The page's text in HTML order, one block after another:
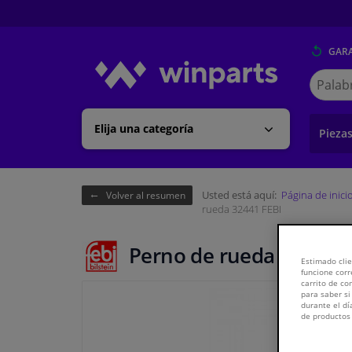
Elija una categoría
Buscar
en
Volver al resumen Usted está aquí: Página de inicio
rueda 32441 FEBI
Perno de rueda 32441
Estimado
funcione
carrito de
para saber
durante el
de